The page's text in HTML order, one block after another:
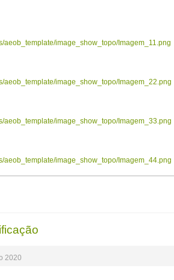
aeob_template/image_show_topo/Imagem_11.png
aeob_template/image_show_topo/Imagem_22.png
aeob_template/image_show_topo/Imagem_33.png
aeob_template/image_show_topo/Imagem_44.png
2020